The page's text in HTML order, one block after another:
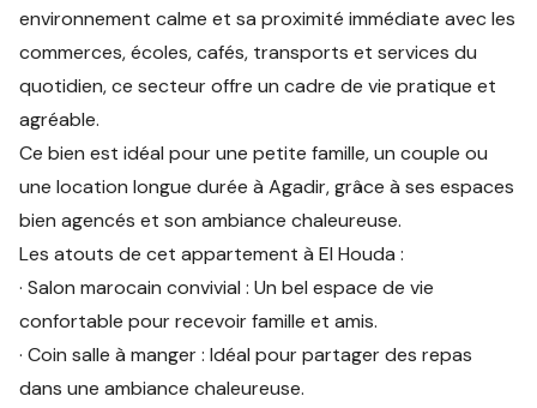
environnement calme et sa proximité immédiate avec les
commerces, écoles, cafés, transports et services du
quotidien, ce secteur offre un cadre de vie pratique et
agréable.
Ce bien est idéal pour une petite famille, un couple ou
une location longue durée à Agadir, grâce à ses espaces
bien agencés et son ambiance chaleureuse.
Les atouts de cet appartement à El Houda :
· Salon marocain convivial : Un bel espace de vie
confortable pour recevoir famille et amis.
· Coin salle à manger : Idéal pour partager des repas
dans une ambiance chaleureuse.